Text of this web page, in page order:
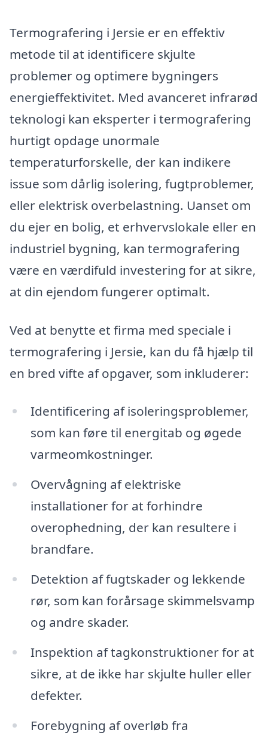
Termografering i Jersie er en effektiv
metode til at identificere skjulte
problemer og optimere bygningers
energieffektivitet. Med avanceret infrarød
teknologi kan eksperter i termografering
hurtigt opdage unormale
temperaturforskelle, der kan indikere
issue som dårlig isolering, fugtproblemer,
eller elektrisk overbelastning. Uanset om
du ejer en bolig, et erhvervslokale eller en
industriel bygning, kan termografering
være en værdifuld investering for at sikre,
at din ejendom fungerer optimalt.
Ved at benytte et firma med speciale i
termografering i Jersie, kan du få hjælp til
en bred vifte af opgaver, som inkluderer:
Identificering af isoleringsproblemer,
som kan føre til energitab og øgede
varmeomkostninger.
Overvågning af elektriske
installationer for at forhindre
overophedning, der kan resultere i
brandfare.
Detektion af fugtskader og lekkende
rør, som kan forårsage skimmelsvamp
og andre skader.
Inspektion af tagkonstruktioner for at
sikre, at de ikke har skjulte huller eller
defekter.
Forebygning af overløb fra